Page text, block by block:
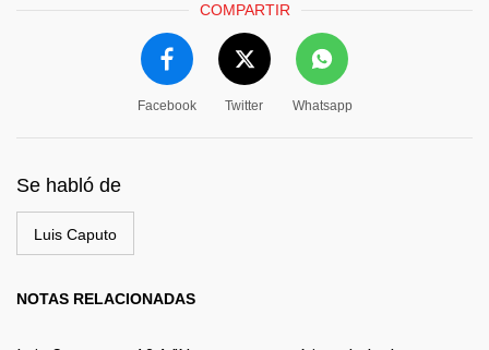
COMPARTIR
Facebook Twitter Whatsapp
Se habló de
Luis Caputo
NOTAS RELACIONADAS